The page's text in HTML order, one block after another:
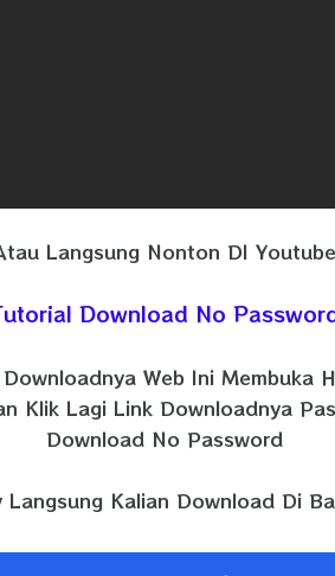
Langsung Nonton DI Youtube
Download No
Web Ini Membuka
Klik Lagi Link Downloadnya
Download No Password
Langsung Kalian Download Di